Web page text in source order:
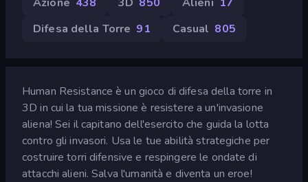
Difesa della Torre 91 Casual 805
Human Resistance è un gioco di difesa della torre in
3D in cui la tua missione è resistere a un'invasione
aliena! Sei il capitano dell'esercito che guida la lotta
contro gli invasori. Usa le tue abilità strategiche per
costruire torri difensive e respingere le ondate di
attacchi alieni. Salva l'umanità e diventa un eroe!